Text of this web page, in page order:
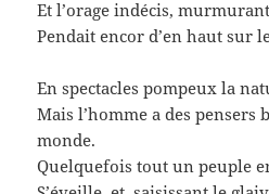
Et l’orage indécis,
Pendait encor d’en haut sur
En spectacles pompeux la
Mais l’homme a des pensers
monde.
Quelquefois tout un peuple